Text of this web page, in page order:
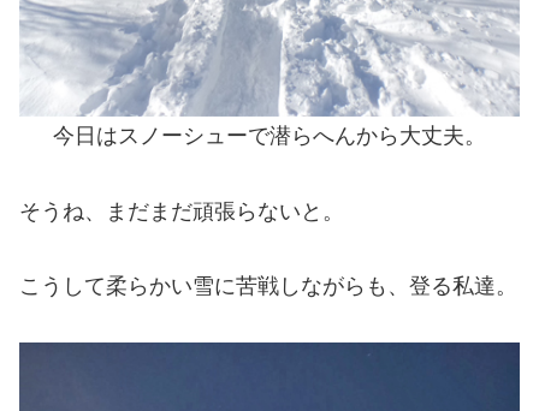
今日はスノーシューで潜らへんから大丈夫。
そうね、まだまだ頑張らないと。
こうして柔らかい雪に苦戦しながらも、登る私達。